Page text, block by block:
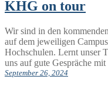
KHG on tour
Wir sind in den
auf dem jeweiligen
Hochschulen. Lernt unser
uns auf gute Gespräche mit
September 26, 2024